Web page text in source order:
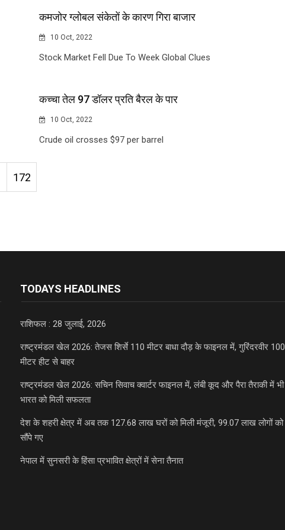
कमजोर ग्लोबल संकेतों के कारण गिरा बाजार
10 Oct, 2022
Stock Market Fell Due To Week Global Clues
कच्चा तेल 97 डॉलर प्रति बैरल के पार
10 Oct, 2022
Crude oil crosses $97 per barrel
172
TODAYS HEADLINES
राशिफल : 28 जुलाई, 2026
राष्ट्रमंडल खेल 2026: तेजस शिर्से 110 मीटर बाधा दौड़ के फाइनल में, गुरिंदरवीर 100
मीटर हीट से बाहर
राष्ट्रमंडल खेल 2026: सचिन सिवाच क्वार्टर फाइनल में, लंबी कूद और पैरा तैराकी में भी
भारत को मिली सफलता
देश के शहरी क्षेत्र में अब तक 127.68 लाख घरों को मिली मंजूरी, 99.07 लाख लोगों को
सौंपे गए
नेपाल में सुनसरी के हिंसा प्रभावित क्षेत्रों में सेना तैनात